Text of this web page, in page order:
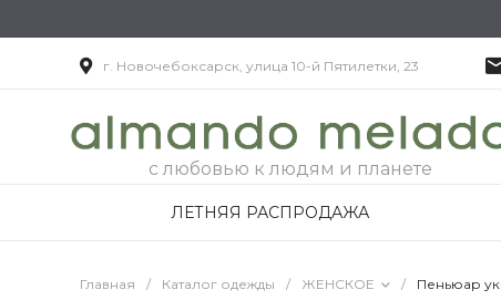
г. Новочебоксарск, улица 10-й Пятилетки, 23
с любовью к людям и планете
ЛЕТНЯЯ РАСПРОДАЖА
Главная / Каталог одежды / ЖЕНСКОЕ / Пеньюар